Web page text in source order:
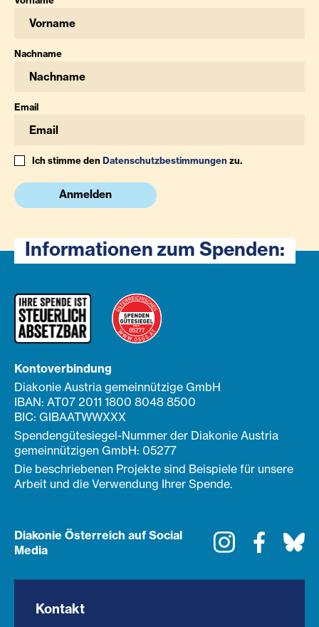
Nachname
Email
Ich stimme denDatenschutzbestimmungenzu.
Anmelden
Informationen zum Spenden:
Kontoverbindung
Diakonie Austria gemeinnützige GmbH
IBAN: AT07 2011 1800 8048 8500
BIC: GIBAATWWXXX
Spendengütesiegel-Nummer der Diakonie Austria
gemeinnützigen GmbH: 05277
Die beschriebenen Projekte sind Beispiele für unsere
Arbeit und die Verwendung Ihrer Spende.
Diakonie Österreich auf Social
Media
Instagram
Kontakt